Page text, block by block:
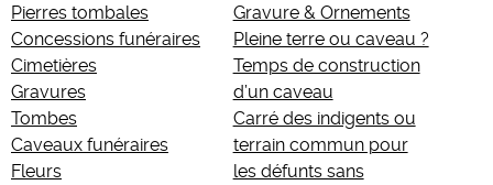
Pierres tombales
Concessions funéraires
Cimetières
Gravures
Tombes
Caveaux funéraires
Fleurs
Gravure & Ornements
Pleine terre ou caveau ?
Temps de construction
d’un caveau
Carré des indigents ou
terrain commun pour
les défunts sans